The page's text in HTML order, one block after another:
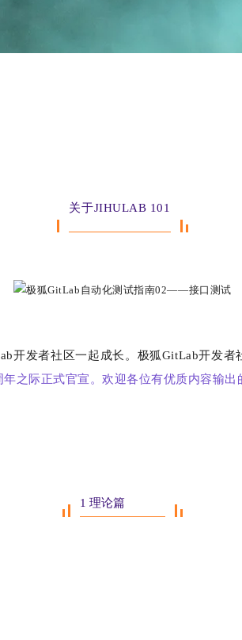
关于JIHULAB 101
开发者社区一起成长。极狐GitLab开发者
之际正式官宣。欢迎各位有优质内容输出
1 理论篇